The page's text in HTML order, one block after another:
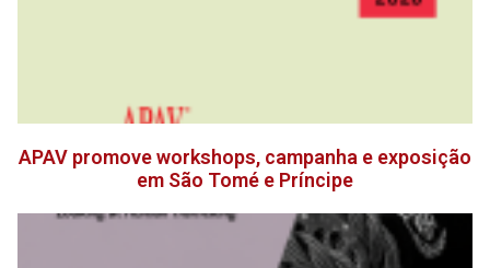
APAV promove workshops, campanha e exposição
em São Tomé e Príncipe